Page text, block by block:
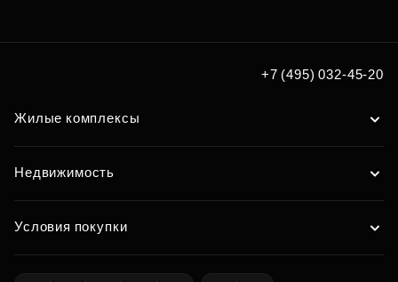
+7 (495) 032-45-20
Жилые комплексы
Недвижимость
Условия покупки